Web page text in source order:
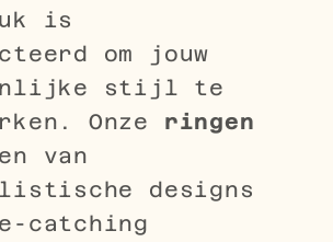
is
om jouw
stijl te
Onze ringen
van
designs
catching